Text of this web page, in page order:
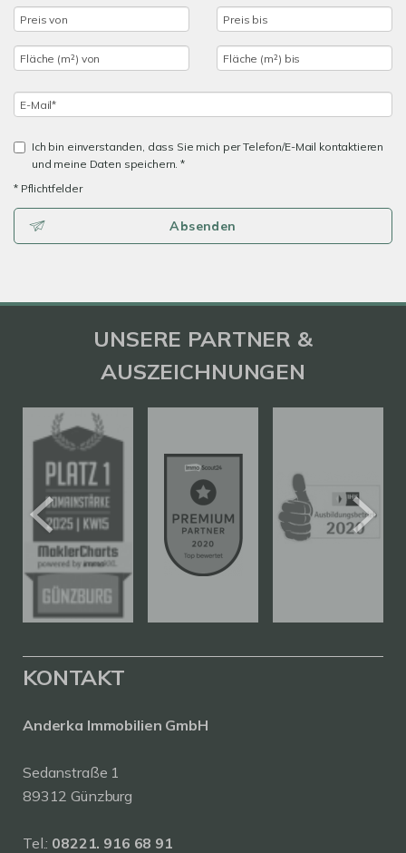
Ich bin einverstanden, dass Sie mich per Telefon/E-Mail kontaktieren
und meine Daten speichern. *
* Pflichtfelder
Absenden
UNSERE PARTNER &
AUSZEICHNUNGEN
KONTAKT
Anderka Immobilien GmbH
Sedanstraße 1
89312 Günzburg
Tel.: 08221. 916 68 91